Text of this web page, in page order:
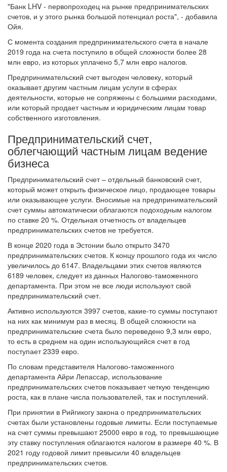
"Банк LHV - первопроходец на рынке предпринимательских
счетов, и у этого рынка большой потенциал роста", - добавила
Ойя.
С момента создания предпринимательского счета в начале
2019 года на счета поступило в общей сложности более 28
млн евро, из которых уплачено 5,7 млн евро налогов.
Предпринимательский счет выгоден человеку, который
оказывает другим частным лицам услуги в сферах
деятельности, которые не сопряжены с большими расходами,
или который продает частным и юридическим лицам товар
собственного изготовления.
Предпринимательский счет,
облегчающий частным лицам ведение
бизнеса
Предпринимательский счет – отдельный банковский счет,
который может открыть физическое лицо, продающее товары
или оказывающее услуги. Вносимые на предпринимательский
счет суммы автоматически облагаются подоходным налогом
по ставке 20 %. Отдельная отчетность от владельцев
предпринимательских счетов не требуется.
В конце 2020 года в Эстонии было открыто 3470
предпринимательских счетов. К концу прошлого года их число
увеличилось до 6147. Владельцами этих счетов являются
6189 человек, следует из данных Налогово-таможенного
департамента. При этом не все люди используют свой
предпринимательский счет.
Активно используются 3997 счетов, какие-то суммы поступают
на них как минимум раз в месяц. В общей сложности на
предпринимательские счета было переведено 9,3 млн евро,
то есть в среднем на один использующийся счет в год
поступает 2339 евро.
По словам представителя Налогово-таможенного
департамента Айри Лепассар, использование
предпринимательских счетов показывает четкую тенденцию
роста, как в плане числа пользователей, так и поступлений.
При принятии в Рийгикогу закона о предпринимательских
счетах были установлены годовые лимиты. Если поступаемые
на счет суммы превышают 25000 евро в год, то превышающие
эту ставку поступления облагаются налогом в размере 40 %. В
2021 году годовой лимит превысили 40 владельцев
предпринимательских счетов.